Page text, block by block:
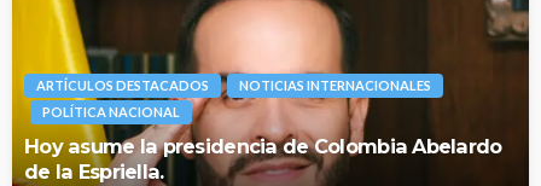
ARTÍCULOS DESTACADOS
NOTICIAS INTERNACIONALES
POLÍTICA NACIONAL
Hoy asume la presidencia de Colombia Abelardo
de la Espriella.